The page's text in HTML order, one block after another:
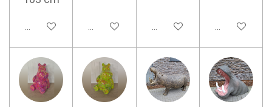
Ajouter au panierAjouter au panierAjouter au panierAjouter au